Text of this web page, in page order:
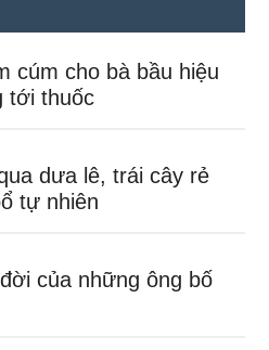
cúm cho bà bầu hiệu
tới thuốc
dưa lê, trái cây rẻ
tự nhiên
của những ông bố